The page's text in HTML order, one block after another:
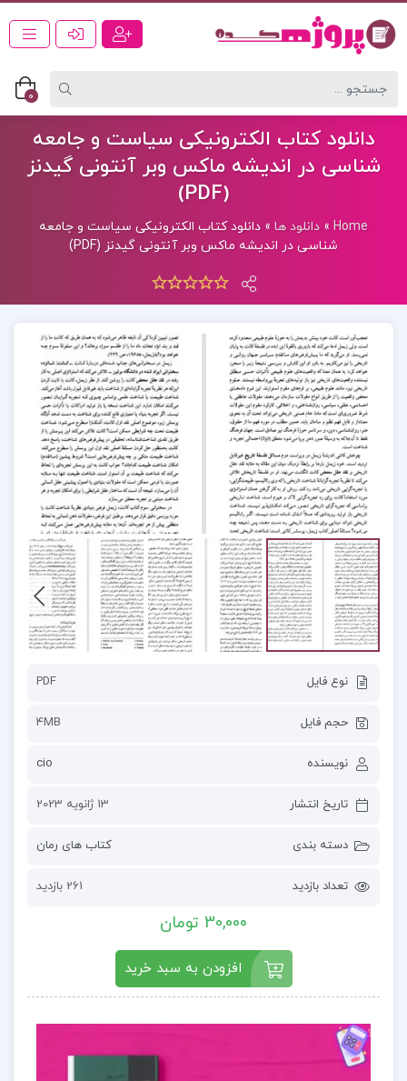
0
دانلود کتاب الکترونیکی سیاست و جامعه
شناسی در اندیشه ماکس وبر آنتونی گیدنز
(PDF)
Home
» دانلود ها » دانلود کتاب الکترونیکی سیاست و جامعه
شناسی در اندیشه ماکس وبر آنتونی گیدنز (PDF)
نوع فایل PDF
حجم فایل 4MB
نویسنده cio
تاریخ انتشار 13 ژانویه 2023
دسته بندی کتاب های رمان
تعداد بازدید 261 بازدید
30,000 تومان
افزودن به سبد خرید